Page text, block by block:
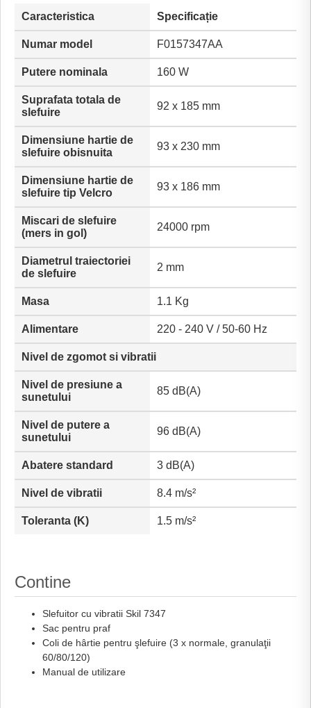
Caracteristica Specificație
Numar model F0157347AA
Putere nominala 160 W
Suprafata totala de
slefuire
92 x 185 mm
Dimensiune hartie de
slefuire obisnuita
93 x 230 mm
Dimensiune hartie de
slefuire tip Velcro
93 x 186 mm
Miscari de slefuire
(mers in gol)
24000 rpm
Diametrul traiectoriei
de slefuire
2 mm
Masa 1.1 Kg
Alimentare 220 - 240 V / 50-60 Hz
Nivel de zgomot si vibratii
Nivel de presiune a
sunetului
85 dB(A)
Nivel de putere a
sunetului
96 dB(A)
Abatere standard 3 dB(A)
Nivel de vibratii 8.4 m/s²
Toleranta (K) 1.5 m/s²
Contine
Slefuitor cu vibratii Skil 7347
Sac pentru praf
Coli de hârtie pentru şlefuire (3 x normale, granulaţii
60/80/120)
Manual de utilizare